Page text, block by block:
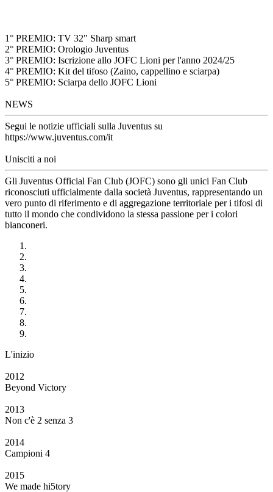
1° PREMIO: TV 32" Sharp smart
2° PREMIO: Orologio Juventus
3° PREMIO: Iscrizione allo JOFC Lioni per l'anno 2024/25
4° PREMIO: Kit del tifoso (Zaino, cappellino e sciarpa)
5° PREMIO: Sciarpa dello JOFC Lioni
NEWS
Segui le notizie ufficiali sulla Juventus su
https://www.juventus.com/it
Unisciti a noi
Gli Juventus Official Fan Club (JOFC) sono gli unici Fan Club
riconosciuti ufficialmente dalla società Juventus, rappresentando un
vero punto di riferimento e di aggregazione territoriale per i tifosi di
tutto il mondo che condividono la stessa passione per i colori
bianconeri.
L'inizio
2012
Beyond Victory
2013
Non c'è 2 senza 3
2014
Campioni 4
2015
We made hi5tory